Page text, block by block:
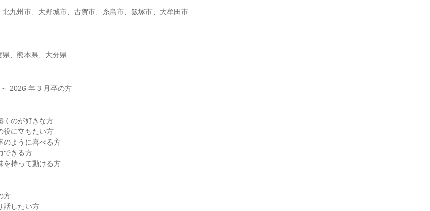
九州市、大野城市、古賀市、糸島市、飯塚市、大牟田市
、熊本県、大分県
2026 年 3 月卒の方
くのが好きな方
役に立ちたい方
のように喜べる方
できる方
を持って動ける方
方
話したい方